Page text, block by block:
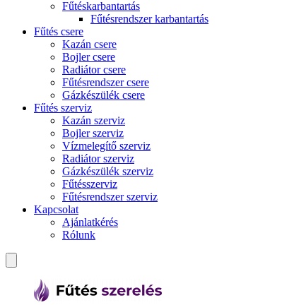
Fűtéskarbantartás
Fűtésrendszer karbantartás
Fűtés csere
Kazán csere
Bojler csere
Radiátor csere
Fűtésrendszer csere
Gázkészülék csere
Fűtés szerviz
Kazán szerviz
Bojler szerviz
Vízmelegítő szerviz
Radiátor szerviz
Gázkészülék szerviz
Fűtésszerviz
Fűtésrendszer szerviz
Kapcsolat
Ajánlatkérés
Rólunk